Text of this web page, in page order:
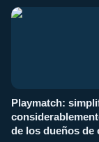
Playmatch:
de los dueños de